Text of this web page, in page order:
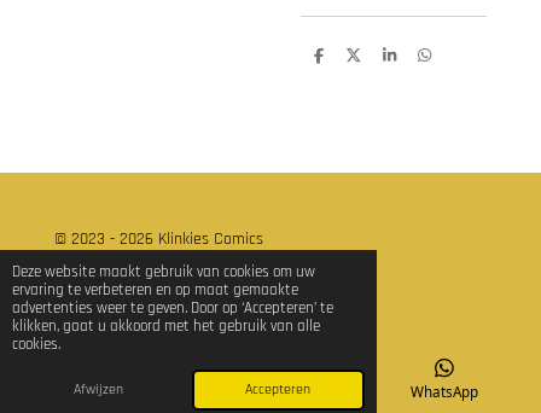
Deze website maakt gebruik van cookies om uw
ervaring te verbeteren en op maat gemaakte
advertenties weer te geven. Door op ‘Accepteren’ te
klikken, gaat u akkoord met het gebruik van alle
cookies.
Afwijzen Accepteren
D
D
S
D
© 2023 - 2026 Klinkies Comics
Powered byJouwWeb
E-mailadres TikTok WhatsApp